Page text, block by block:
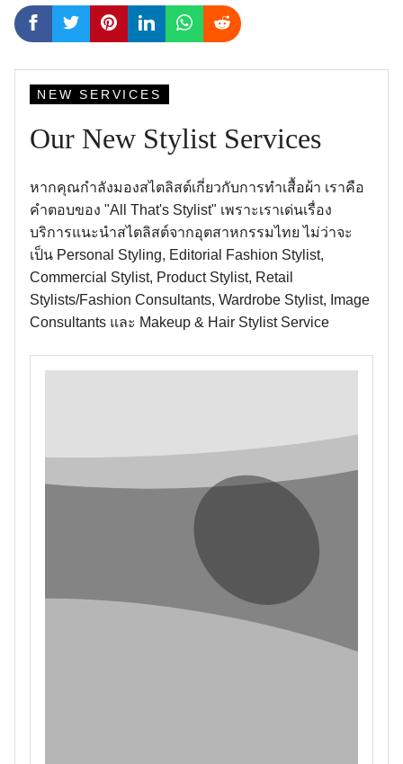
NEW SERVICES
Our New Stylist Services
หากคุณกำลังมองสไตลิสต์เกี่ยวกับการทำเสื้อผ้า เราคือ
คำตอบของ "All That's Stylist" เพราะเราเด่นเรื่อง
บริการแนะนำสไตลิสต์จากอุตสาหกรรมไทย ไม่ว่าจะ
เป็น Personal Styling, Editorial Fashion Stylist,
Commercial Stylist, Product Stylist, Retail
Stylists/Fashion Consultants, Wardrobe Stylist, Image
Consultants และ Makeup & Hair Stylist Service